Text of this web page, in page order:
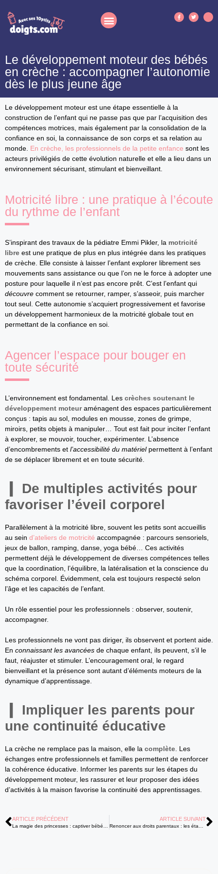
Le développement moteur des bébés
en crèche : accompagner l’autonomie
dès le plus jeune âge
Le développement moteur est une étape essentielle à la
construction de l’enfant qui ne passe pas que par l’acquisition des
compétences motrices, mais également par la consolidation de la
confiance en soi, la connaissance de son corps et sa relation au
monde. En crèche, les professionnels de la petite enfance sont les
acteurs privilégiés de cette évolution naturelle et elle a lieu dans un
environnement sécurisant, stimulant et bienveillant.
Motricité libre : une pratique à l’écoute
du rythme de l’enfant
S’inspirant des travaux de la pédiatre Emmi Pikler, la motricité
libre est une pratique de plus en plus intégrée dans les pratiques
de crèche. Elle consiste à laisser l’enfant explorer librement ses
mouvements sans assistance ou que l’on ne le force à adopter une
posture pour laquelle il n’est pas encore prêt. C’est l’enfant qui
découvre comment se retourner, ramper, s’asseoir, puis marcher
tout seul. Cette autonomie s’acquiert progressivement et favorise
un développement harmonieux de la motricité globale tout en
permettant de la confiance en soi.
Agencer l’espace pour bouger en
toute sécurité
L’environnement est fondamental. Les crèches soutenant le
développement moteuraménagent des espaces particulièrement
conçus : tapis au sol, modules en mousse, zones de grimpe,
miroirs, petits objets à manipuler… Tout est fait pour inciter l’enfant
à explorer, se mouvoir, toucher, expérimenter. L’absence
d’encombrements et l’accessibilité du matérielpermettent à l’enfant
de se déplacer librement et en toute sécurité.
De multiples activités pour
favoriser l’éveil corporel
Parallèlement à la motricité libre, souvent les petits sont accueillis
au sein d’ateliers de motricité accompagnée : parcours sensoriels,
jeux de ballon, ramping, danse, yoga bébé… Ces activités
permettent déjà le développement de diverses compétences telles
que la coordination, l’équilibre, la latéralisation et la conscience du
schéma corporel. Évidemment, cela est toujours respecté selon
l’âge et les capacités de l’enfant.
Un rôle essentiel pour les professionnels : observer, soutenir,
accompagner.
Les professionnels ne vont pas diriger, ils observent et portent aide.
En connaissant les avancées de chaque enfant, ils peuvent, s’il le
faut, réajuster et stimuler. L’encouragement oral, le regard
bienveillant et la présence sont autant d’éléments moteurs de la
dynamique d’apprentissage.
Impliquer les parents pour
une continuité éducative
La crèche ne remplace pas la maison, elle la complète . Les
échanges entre professionnels et familles permettent de renforcer
la cohérence éducative. Informer les parents sur les étapes du
développement moteur, les rassurer et leur proposer des idées
d’activités à la maison favorise la continuité des apprentissages.
ARTICLE PRÉCÉDENT ARTICLE SUIVANT